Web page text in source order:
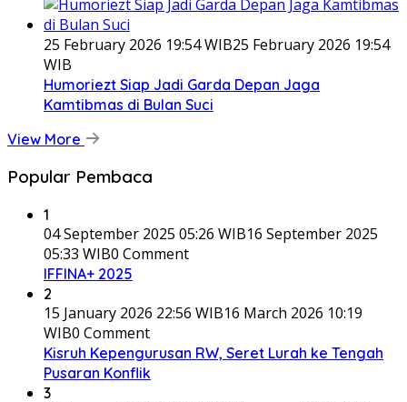
25 February 2026 19:54 WIB25 February 2026 19:54
WIB
Humoriezt Siap Jadi Garda Depan Jaga
Kamtibmas di Bulan Suci
View More
Popular Pembaca
1
04 September 2025 05:26 WIB16 September 2025
05:33 WIB0 Comment
IFFINA+ 2025
2
15 January 2026 22:56 WIB16 March 2026 10:19
WIB0 Comment
Kisruh Kepengurusan RW, Seret Lurah ke Tengah
Pusaran Konflik
3